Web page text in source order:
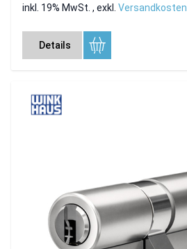
inkl. 19% MwSt. , exkl. Versandkosten
Details